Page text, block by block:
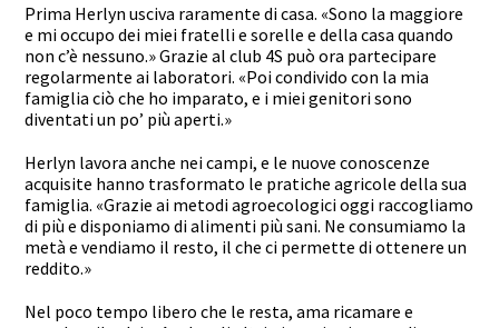
Prima Herlyn usciva raramente di casa. «Sono la maggiore
e mi occupo dei miei fratelli e sorelle e della casa quando
non c’è nessuno.» Grazie al club 4S può ora partecipare
regolarmente ai laboratori. «Poi condivido con la mia
famiglia ciò che ho imparato, e i miei genitori sono
diventati un po’ più aperti.»
Herlyn lavora anche nei campi, e le nuove conoscenze
acquisite hanno trasformato le pratiche agricole della sua
famiglia. «Grazie ai metodi agroecologici oggi raccogliamo
di più edisponiamo dialimenti più sani. Ne consumiamo la
metà e vendiamo il resto, il che ci permette di ottenere un
reddito.»
Nel poco tempo libero che le resta, ama ricamare e